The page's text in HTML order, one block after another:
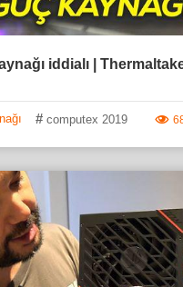
iddialı |
# computex 2019